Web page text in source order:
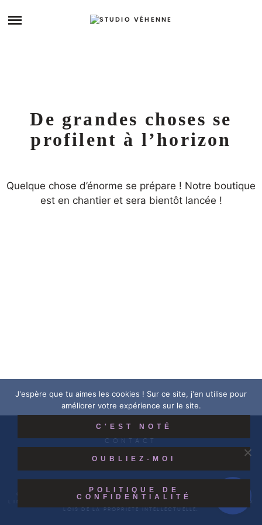
to
PRENDRE RDV
De grandes choses se
profilent à l’horizon
Quelque chose d’énorme se prépare ! Notre boutique
est en chantier et sera bientôt lancée !
CONTACT
COPYRIGHT © 2026 | TOUS DROITS RÉSERVÉS |STUDIO VÉHENNE ⎮
L'INTÉGRALITÉ DES CRÉATIONS VISIBLES SUR CE SITE EST SOUMISE AUX
LOIS DE LA PROPRIÉTÉ INTELLECTUELLE.
J'espère que tu aimes les cookies ! Sur ce site, j'en utilise pour
améliorer votre expérience sur le site.
C'EST NOTÉ
OUBLIEZ-MOI
POLITIQUE DE
CONFIDENTIALITÉ